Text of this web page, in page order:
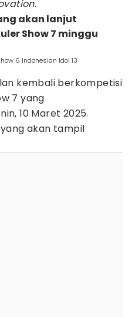
akan lanjut
Show 7 minggu
6 Indonesian Idol 13
kembali berkompetisi
7 yang
10 Maret 2025.
akan tampil